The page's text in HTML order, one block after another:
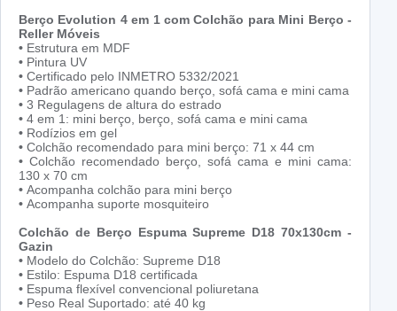
Berço Evolution 4 em 1 com Colchão para Mini Berço -
Reller Móveis
• Estrutura em MDF
• Pintura UV
• Certificado pelo INMETRO 5332/2021
• Padrão americano quando berço, sofá cama e mini cama
• 3 Regulagens de altura do estrado
• 4 em 1: mini berço, berço, sofá cama e mini cama
• Rodízios em gel
• Colchão recomendado para mini berço: 71 x 44 cm
• Colchão recomendado berço, sofá cama e mini cama:
130 x 70 cm
• Acompanha colchão para mini berço
• Acompanha suporte mosquiteiro
Colchão de Berço Espuma Supreme D18 70x130cm -
Gazin
• Modelo do Colchão: Supreme D18
• Estilo: Espuma D18 certificada
• Espuma flexível convencional poliuretana
• Peso Real Suportado: até 40 kg